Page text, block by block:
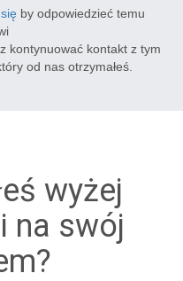
by odpowiedzieć temu
kontynuować kontakt z tym
od nas otrzymałeś.
wyżej
na swój